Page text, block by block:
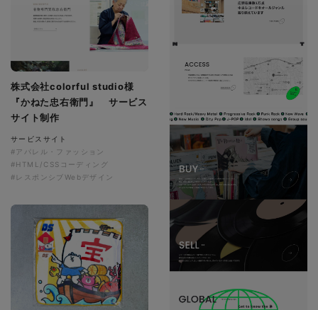
株式会社colorful studio様
『かねた忠右衛門』 サービス
サイト制作
サービスサイト
#アパレル・ファッション
#HTML/CSSコーディング
#レスポンシブWebデザイン